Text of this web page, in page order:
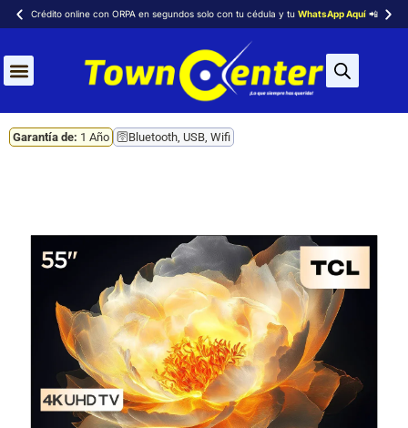
Crédito online con ORPA en segundos solo con tu cédula y tu WhatsApp Aquí📲
Garantía de: 1 Año 🛜Bluetooth, USB, Wifi